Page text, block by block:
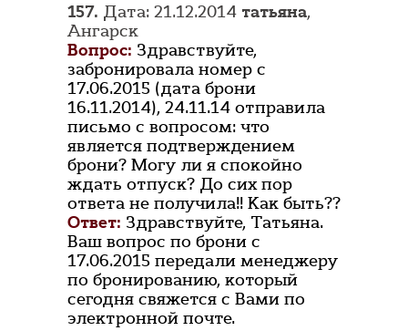
157. Дата: 21.12.2014 татьяна,
Ангарск
Вопрос: Здравствуйте,
забронировала номер с
17.06.2015 (дата брони
16.11.2014), 24.11.14 отправила
письмо с вопросом: что
является подтверждением
брони? Могу ли я спокойно
ждать отпуск? До сих пор
ответа не получила!! Как быть??
Ответ: Здравствуйте, Татьяна.
Ваш вопрос по брони с
17.06.2015 передали менеджеру
по бронированию, который
сегодня свяжется с Вами по
электронной почте.